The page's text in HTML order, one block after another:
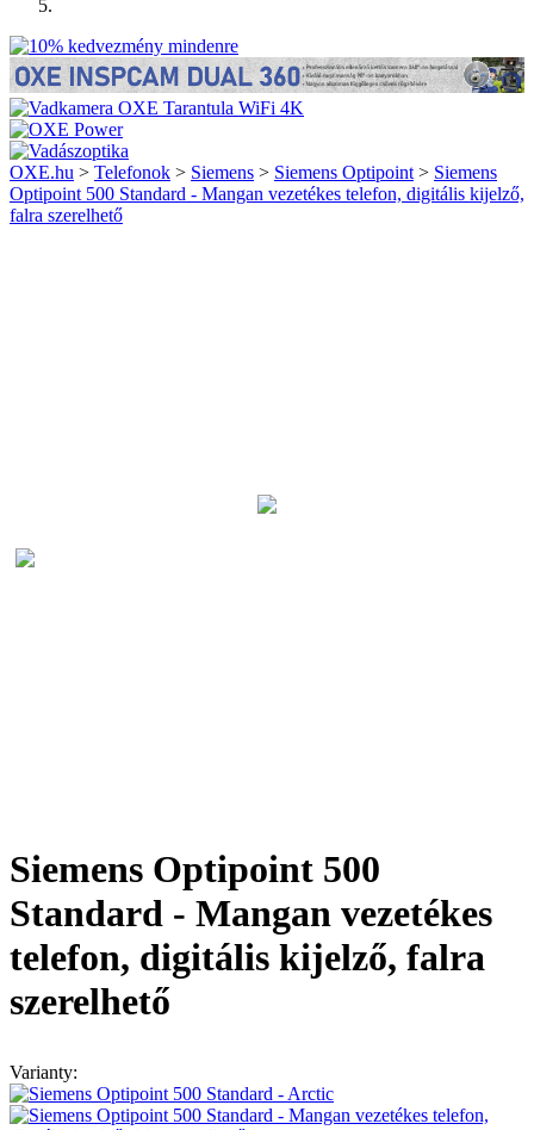
OXE.hu > Telefonok > Siemens > Siemens Optipoint > Siemens
Optipoint 500 Standard - Mangan vezetékes telefon, digitális kijelző,
falra szerelhető
Siemens Optipoint 500
Standard - Mangan vezetékes
telefon, digitális kijelző, falra
szerelhető
Varianty: